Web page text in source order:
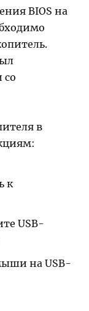
BIOS на
со
в
к
USB-
на USB-